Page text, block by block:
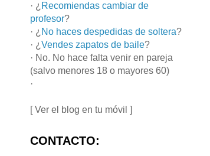
· ¿ Recomiendas cambiar de
profesor?
· ¿ No haces despedidas de soltera?
· ¿ Vendes zapatos de baile?
· No. No hace falta venir en pareja
(salvo menores 18 o mayores 60)
·
[ Ver el blog en tu móvil ]
CONTACTO: